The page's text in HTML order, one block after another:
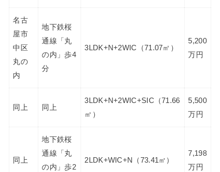
名古
屋市
中区
丸の
内
地下鉄桜
通線「丸
の内」歩4
分
3LDK+N+2WIC（71.07㎡）
5,200
万円
同上 同上
3LDK+N+2WIC+SIC（71.66
㎡）
5,500
万円
同上
地下鉄桜
通線「丸
の内」歩2
2LDK+WIC+N（73.41㎡）
7,198
万円